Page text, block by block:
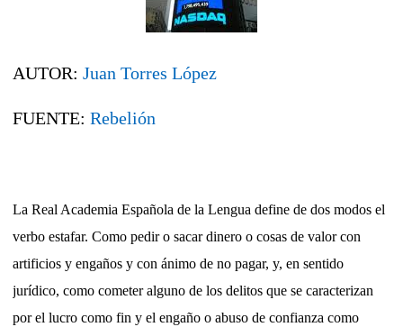
AUTOR: Juan Torres López
FUENTE: Rebelión
La Real Academia Española de la Lengua define de dos modos el
verbo estafar. Como pedir o sacar dinero o cosas de valor con
artificios y engaños y con ánimo de no pagar, y, en sentido
jurídico, como cometer alguno de los delitos que se caracterizan
por el lucro como fin y el engaño o abuso de confianza como